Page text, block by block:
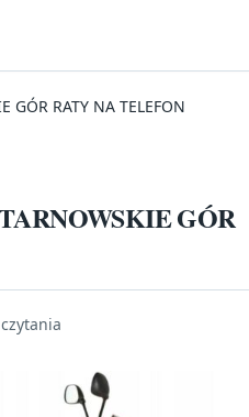
GÓR RATY NA TELEFON
GÓR